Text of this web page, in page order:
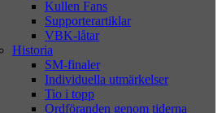
Kullen Fans
Supporterartiklar
VBK-låtar
Historia
SM-finaler
Individuella utmärkelser
Tio i topp
Ordföranden genom tiderna